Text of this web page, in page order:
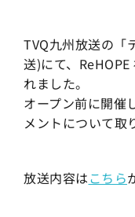
TVQ九州放送の「
送)にて、
れました。
オープン前に開催
メントについて取
放送内容はこちら